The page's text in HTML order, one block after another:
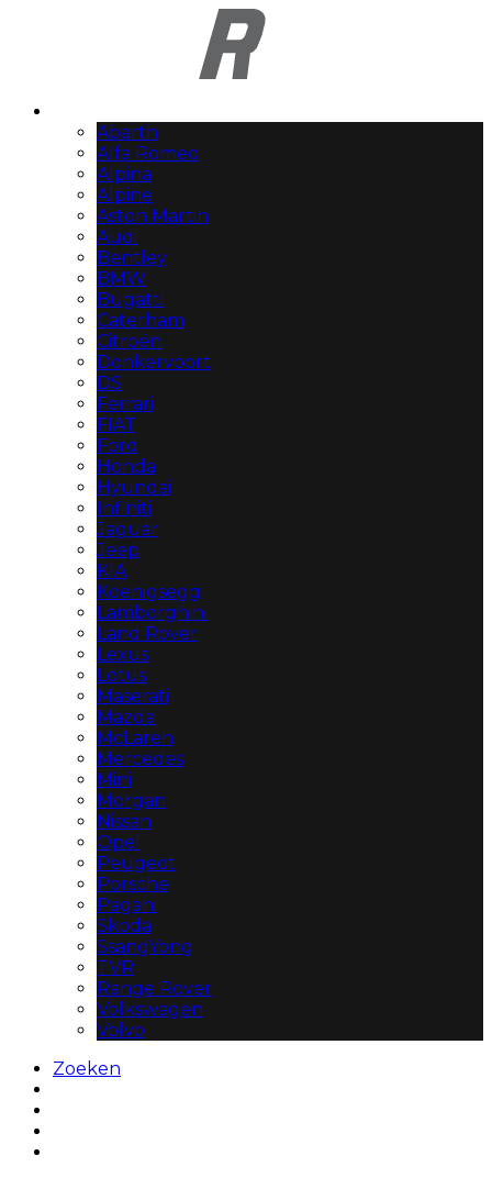
Abarth
Alfa Romeo
Alpina
Alpine
Aston Martin
Audi
Bentley
BMW
Bugatti
Caterham
Citroën
Donkervoort
DS
Ferrari
FIAT
Ford
Honda
Hyundai
Infiniti
Jaguar
Jeep
KIA
Koenigsegg
Lamborghini
Land Rover
Lexus
Lotus
Maserati
Mazda
McLaren
Mercedes
Mini
Morgan
Nissan
Opel
Peugeot
Porsche
Pagani
Skoda
SsangYong
TVR
Range Rover
Volkswagen
Volvo
Zoeken